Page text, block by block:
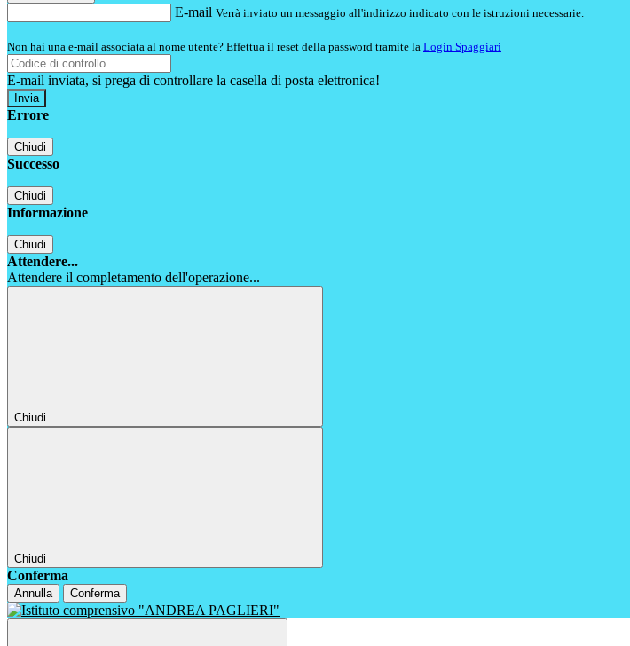
E-mail Verrà inviato un messaggio all'indirizzo indicato con le istruzioni necessarie.
Non hai una e-mail associata al nome utente? Effettua il reset della password tramite la Login Spaggiari
E-mail inviata, si prega di controllare la casella di posta elettronica!
Errore
Chiudi
Successo
Chiudi
Informazione
Chiudi
Attendere...
Attendere il completamento dell'operazione...
Chiudi
Chiudi
Conferma
Annulla Conferma